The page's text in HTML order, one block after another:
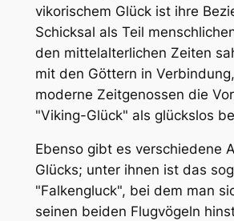
vikorischem Glück ist ihre
Schicksal als Teil
den mittelalterlichen Zeiten
mit den Göttern in
moderne Zeitgenossen die
"Viking-Glück" als glückslos
Ebenso gibt es verschiedene
Glücks; unter ihnen ist das
"Falkengluck", bei dem man
seinen beiden Flugvögeln